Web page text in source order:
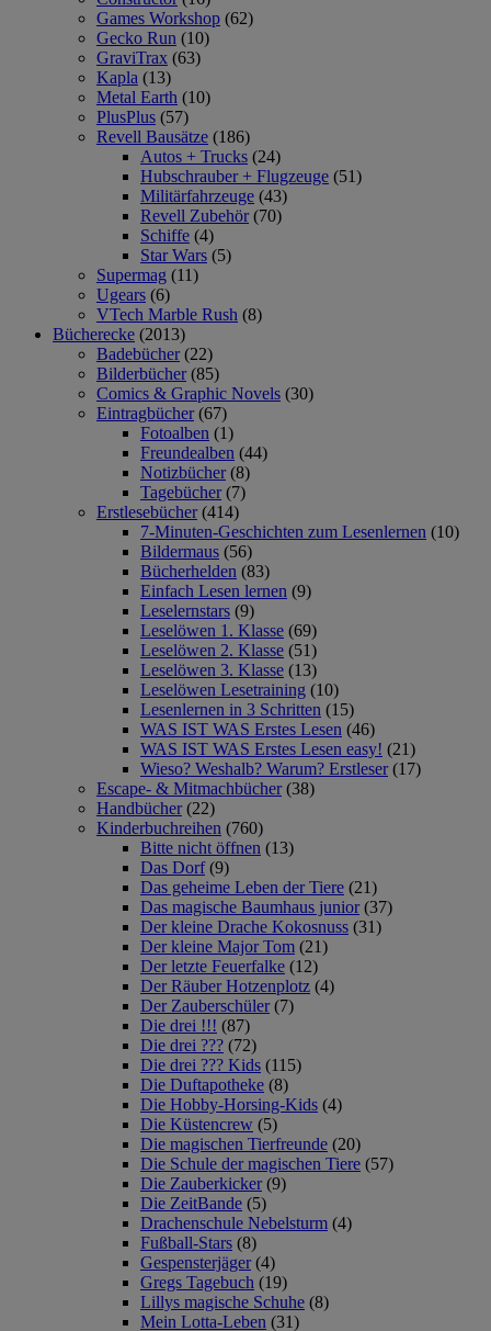
Games Workshop (62)
Gecko Run (10)
GraviTrax (63)
Kapla (13)
Metal Earth (10)
PlusPlus (57)
Revell Bausätze (186)
Autos + Trucks (24)
Hubschrauber + Flugzeuge (51)
Militärfahrzeuge (43)
Revell Zubehör (70)
Schiffe (4)
Star Wars (5)
Supermag (11)
Ugears (6)
VTech Marble Rush (8)
Bücherecke (2013)
Badebücher (22)
Bilderbücher (85)
Comics & Graphic Novels (30)
Eintragbücher (67)
Fotoalben (1)
Freundealben (44)
Notizbücher (8)
Tagebücher (7)
Erstlesebücher (414)
7-Minuten-Geschichten zum Lesenlernen (10)
Bildermaus (56)
Bücherhelden (83)
Einfach Lesen lernen (9)
Leselernstars (9)
Leselöwen 1. Klasse (69)
Leselöwen 2. Klasse (51)
Leselöwen 3. Klasse (13)
Leselöwen Lesetraining (10)
Lesenlernen in 3 Schritten (15)
WAS IST WAS Erstes Lesen (46)
WAS IST WAS Erstes Lesen easy! (21)
Wieso? Weshalb? Warum? Erstleser (17)
Escape- & Mitmachbücher (38)
Handbücher (22)
Kinderbuchreihen (760)
Bitte nicht öffnen (13)
Das Dorf (9)
Das geheime Leben der Tiere (21)
Das magische Baumhaus junior (37)
Der kleine Drache Kokosnuss (31)
Der kleine Major Tom (21)
Der letzte Feuerfalke (12)
Der Räuber Hotzenplotz (4)
Der Zauberschüler (7)
Die drei !!! (87)
Die drei ??? (72)
Die drei ??? Kids (115)
Die Duftapotheke (8)
Die Hobby-Horsing-Kids (4)
Die Küstencrew (5)
Die magischen Tierfreunde (20)
Die Schule der magischen Tiere (57)
Die Zauberkicker (9)
Die ZeitBande (5)
Drachenschule Nebelsturm (4)
Fußball-Stars (8)
Gespensterjäger (4)
Gregs Tagebuch (19)
Lillys magische Schuhe (8)
Mein Lotta-Leben (31)